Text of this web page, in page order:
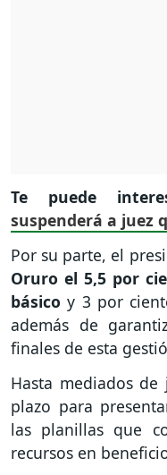
Te puede
suspenderá a juez
Por su parte, el
Oruro el 5,5 por
básico y 3 por
además de
finales de esta
Hasta mediados
plazo para
las planillas que
recursos en